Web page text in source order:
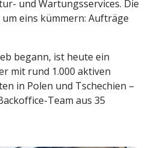
und Wartungsservices. Die
eins kümmern: Aufträge
begann, ist heute ein
mit rund 1.000 aktiven
in Polen und Tschechien –
Team aus 35